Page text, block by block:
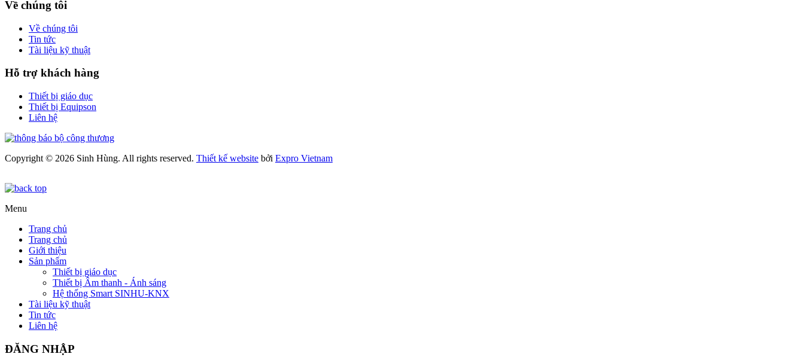
Về chúng tôi
Về chúng tôi
Tin tức
Tài liệu kỹ thuật
Hỗ trợ khách hàng
Thiết bị giáo dục
Thiết bị Equipson
Liên hệ
Copyright © 2026 Sinh Hùng. All rights reserved. Thiết kế website bởi Expro Vietnam
Menu
Trang chủ
Trang chủ
Giới thiệu
Sản phẩm
Thiết bị giáo dục
Thiết bị Âm thanh - Ánh sáng
Hệ thống Smart SINHU-KNX
Tài liệu kỹ thuật
Tin tức
Liên hệ
ĐĂNG NHẬP